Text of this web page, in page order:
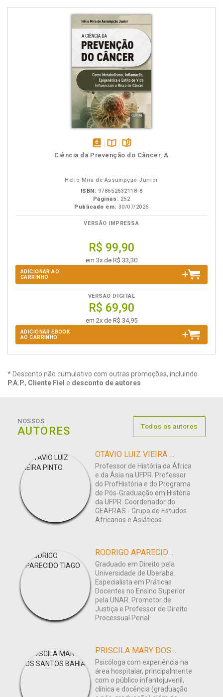
disponívelDisponível
páginas
Ciência da Prevenção do Câncer, A
Hélio Mira de Assumpção Junior
ISBN: 978652632118-8
Páginas: 252
Publicado em: 30/07/2026
VERSÃO IMPRESSA
R$ 99,90
em 3x de R$ 33,30
ADICIONAR AO
CARRINHO
VERSÃO DIGITAL
R$ 69,90
em 2x de R$ 34,95
ADICIONAR EBOOK
AO CARRINHO
* Desconto não cumulativo com outras promoções, incluindo
P.A.P., Cliente Fiel e desconto de autores
NOSSOS
AUTORES Todos os autores
OTÁVIO LUIZ VIEIRA PINTO
Professor de História da África
e da Ásia na UFPR. Professor
do ProfHistória e do Programa
de Pós-Graduação em História
da UFPR. Coordenador do
GEAFRAS - Grupo de Estudos
Africanos e Asiáticos.
RODRIGO APARECIDO TIAGO
Graduado em Direito pela
Universidade de Uberaba.
Especialista em Práticas
Docentes no Ensino Superior
pela UNAR. Promotor de
Justiça e Professor de Direito
Processual Penal.
PRISCILA MARY DOS SANTOS BAHIA
Psicóloga com experiência na
área hospitalar, principalmente
com o público infantojuvenil,
clínica e docência (graduação